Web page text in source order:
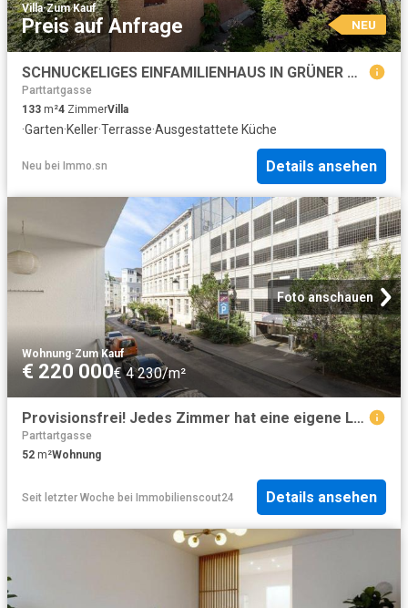
Villa·Zum Kauf
Preis auf Anfrage NEU
SCHNUCKELIGES EINFAMILIENHAUS IN GRÜNER OASE MIT KELLER
Parttartgasse
133 m²4 ZimmerVilla
·Garten·Keller·Terrasse·Ausgestattete Küche
Neu bei Immo.sn Details ansehen
Foto anschauen
Wohnung·Zum Kauf
€ 220 000€ 4 230/m²
Provisionsfrei! Jedes Zimmer hat eine eigene Loggia! Für Eigennutzer gedacht!
Parttartgasse
52 m²Wohnung
Seit letzter Woche bei Immobilienscout24 Details ansehen